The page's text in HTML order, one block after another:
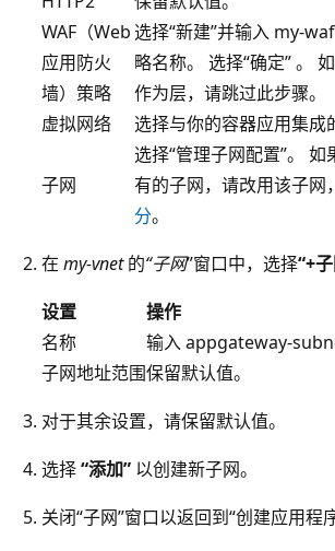
WAF（Web
应用防火
墙）策略
选择“新建”并输入 my-
略名称。 选择“确定” 。
作为层，请跳过此步骤。
虚拟网络
选择与你的容器应用集成
子网
选择“管理子网配置”。
有的子网，请改用该子网
分。
在 my-vnet的“子网”窗口中，选择“+
设置
操作
名称
输入 appgateway-
子网地址范围保留默认值。
对于其余设置，请保留默认值。
选择“添加” 以创建新子网。
关闭“子网”窗口以返回到“创建应用程